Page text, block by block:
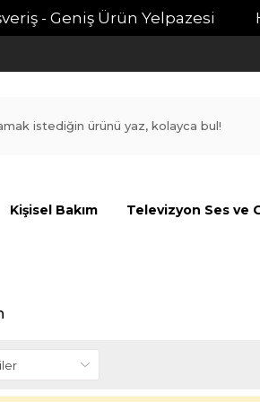
- Geniş Ürün Yelpazesi
Kişisel Bakım Televizyon Ses ve